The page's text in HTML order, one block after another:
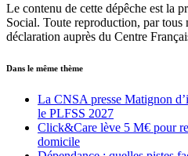
Le contenu de cette dépêche est la
Social. Toute reproduction, par tous
déclaration auprès du Centre
Dans le même thème
La CNSA presse Matignon
le PLFSS 2027
Click&Care lève 5 M€ pour
domicile